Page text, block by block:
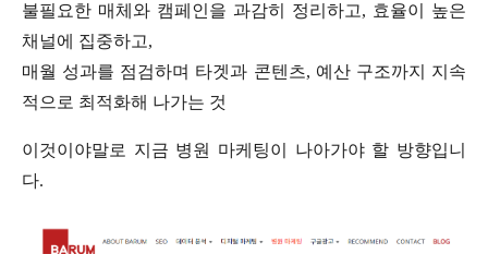
불필요한 매체와 캠페인을 과감히 정리하고, 효율이 높은
채널에 집중하고,
매월 성과를 점검하며 타겟과 콘텐츠, 예산 구조까지 지속
적으로 최적화해 나가는 것
이것이야말로 지금 병원 마케팅이 나아가야 할 방향입니
다.